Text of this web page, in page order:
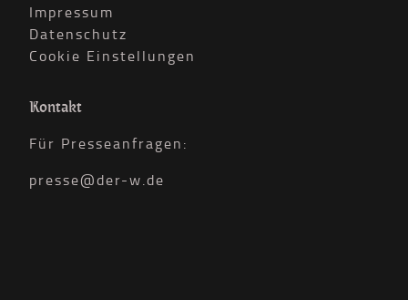
Impressum
Datenschutz
Cookie Einstellungen
Kontakt
Für Presseanfragen:
presse@der-w.de